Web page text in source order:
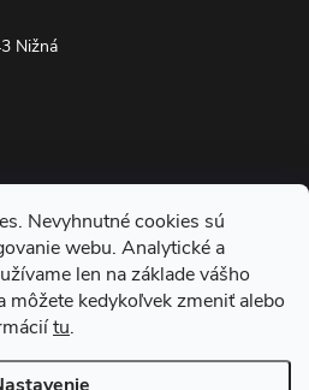
Nevyhnutné cookies sú
webu. Analytické a
len na základe vášho
môžete kedykoľvek zmeniť alebo
tu.
Nižná